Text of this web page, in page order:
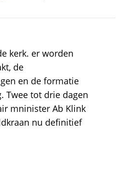
kerk. er worden
de
en de formatie
Twee tot drie dagen
mninister Ab Klink
nu definitief